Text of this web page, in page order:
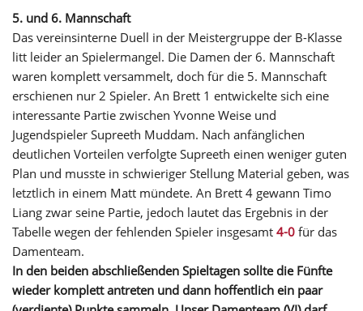
5. und 6. Mannschaft
Das vereinsinterne Duell in der Meistergruppe der B-Klasse
litt leider an Spielermangel. Die Damen der 6. Mannschaft
waren komplett versammelt, doch für die 5. Mannschaft
erschienen nur 2 Spieler. An Brett 1 entwickelte sich eine
interessante Partie zwischen Yvonne Weise und
Jugendspieler Supreeth Muddam. Nach anfänglichen
deutlichen Vorteilen verfolgte Supreeth einen weniger guten
Plan und musste in schwieriger Stellung Material geben, was
letztlich in einem Matt mündete. An Brett 4 gewann Timo
Liang zwar seine Partie, jedoch lautet das Ergebnis in der
Tabelle wegen der fehlenden Spieler insgesamt 4-0 für das
Damenteam.
In den beiden abschließenden Spieltagen sollte die Fünfte
wieder komplett antreten und dann hoffentlich ein paar